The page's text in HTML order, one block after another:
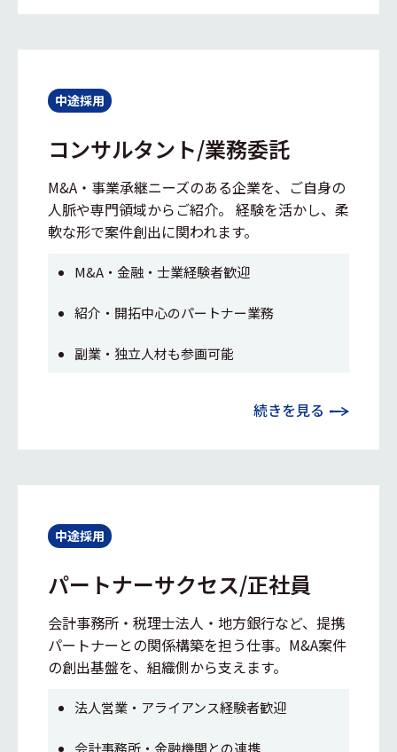
中途採用
コンサルタント/業務委託
M&A・事業承継ニーズのある企業を、ご自身の
人脈や専門領域からご紹介。 経験を活かし、柔
軟な形で案件創出に関われます。
M&A・金融・士業経験者歓迎
紹介・開拓中心のパートナー業務
副業・独立人材も参画可能
続きを見る
中途採用
パートナーサクセス/正社員
会計事務所・税理士法人・地方銀行など、提携
パートナーとの関係構築を担う仕事。M&A案件
の創出基盤を、組織側から支えます。
法人営業・アライアンス経験者歓迎
会計事務所・金融機関との連携